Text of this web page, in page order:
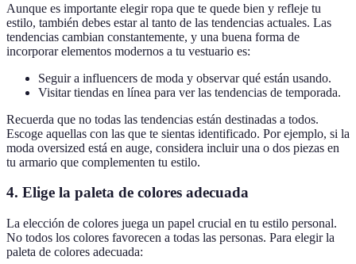
Aunque es importante elegir ropa que te quede bien y refleje tu
estilo, también debes estar al tanto de las tendencias actuales. Las
tendencias cambian constantemente, y una buena forma de
incorporar elementos modernos a tu vestuario es:
Seguir a influencers de moda y observar qué están usando.
Visitar tiendas en línea para ver las tendencias de temporada.
Recuerda que no todas las tendencias están destinadas a todos.
Escoge aquellas con las que te sientas identificado. Por ejemplo, si la
moda oversized está en auge, considera incluir una o dos piezas en
tu armario que complementen tu estilo.
4. Elige la paleta de colores adecuada
La elección de colores juega un papel crucial en tu estilo personal.
No todos los colores favorecen a todas las personas. Para elegir la
paleta de colores adecuada: